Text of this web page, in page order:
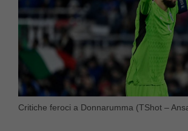
Critiche feroci a Donnarumma (TShot –